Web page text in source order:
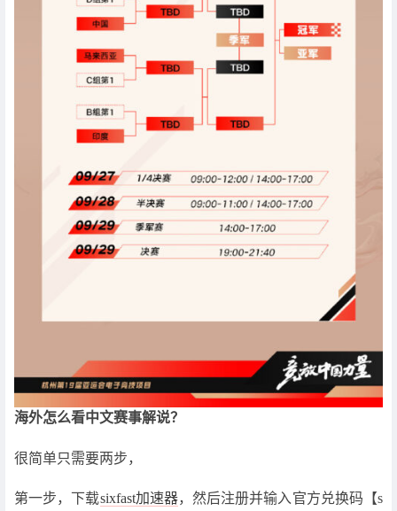
海外怎么看中文赛事解说？
很简单只需要两步，
第一步，下载sixfast加速器，然后注册并输入官方兑换码【s